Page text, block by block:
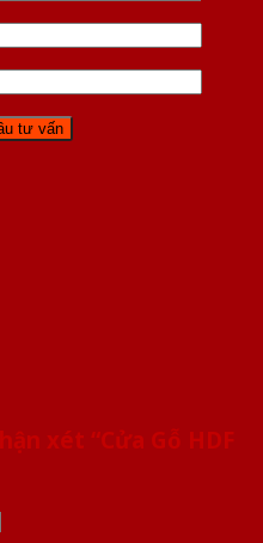
xét “Cửa Gỗ HDF